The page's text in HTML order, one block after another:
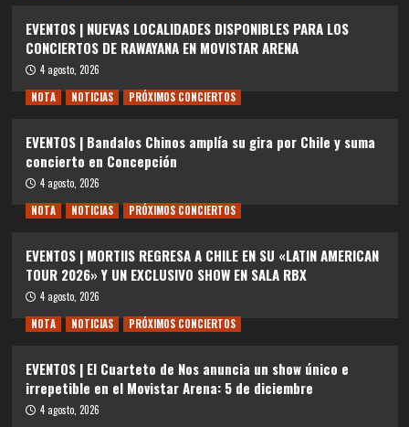
EVENTOS | NUEVAS LOCALIDADES DISPONIBLES PARA LOS
CONCIERTOS DE RAWAYANA EN MOVISTAR ARENA
4 agosto, 2026
NOTA
NOTICIAS PRÓXIMOS CONCIERTOS
EVENTOS | Bandalos Chinos amplía su gira por Chile y suma
concierto en Concepción
4 agosto, 2026
NOTA
NOTICIAS PRÓXIMOS CONCIERTOS
EVENTOS | MORTIIS REGRESA A CHILE EN SU «LATIN AMERICAN
TOUR 2026» Y UN EXCLUSIVO SHOW EN SALA RBX
4 agosto, 2026
NOTA
NOTICIAS PRÓXIMOS CONCIERTOS
EVENTOS | El Cuarteto de Nos anuncia un show único e
irrepetible en el Movistar Arena: 5 de diciembre
4 agosto, 2026